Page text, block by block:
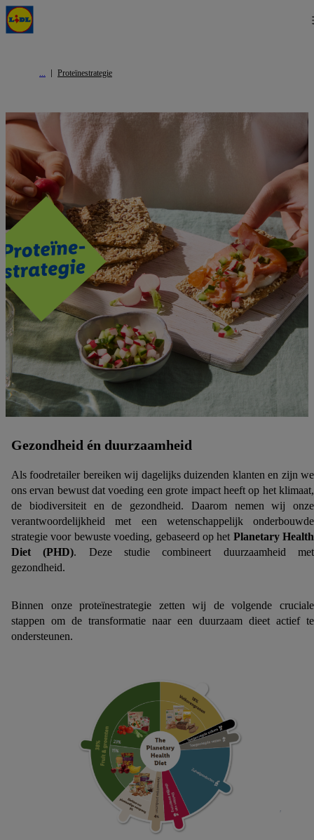
Proteïnestrategie
Gezondheid én duurzaamheid
Als foodretailer bereiken wij dagelijks duizenden klanten en zijn we
ons ervan bewust dat voeding een grote impact heeft op het klimaat,
de biodiversiteit en de gezondheid. Daarom nemen wij onze
verantwoordelijkheid met een wetenschappelijk onderbouwde
strategie voor bewuste voeding, gebaseerd op het Planetary Health
Diet (PHD). Deze studie combineert duurzaamheid met
gezondheid.
Binnen onze proteïnestrategie zetten wij de volgende cruciale
stappen om de transformatie naar een duurzaam dieet actief te
ondersteunen.